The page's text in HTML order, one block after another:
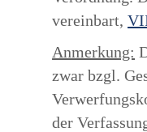
vereinbart,
Anmerkung:
zwar bzgl.
der